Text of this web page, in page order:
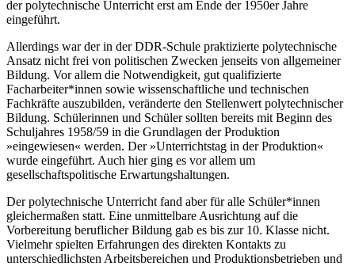
der polytechnische Unterricht erst am Ende der 1950er Jahre
eingeführt.
Allerdings war der in der DDR-Schule praktizierte polytechnische
Ansatz nicht frei von politischen Zwecken jenseits von allgemeiner
Bildung. Vor allem die Notwendigkeit, gut qualifizierte
Facharbeiter*innen sowie wissenschaftliche und technischen
Fachkräfte auszubilden, veränderte den Stellenwert polytechnischer
Bildung. Schülerinnen und Schüler sollten bereits mit Beginn des
Schuljahres 1958/59 in die Grundlagen der Produktion
»eingewiesen« werden. Der »Unterrichtstag in der Produktion«
wurde eingeführt. Auch hier ging es vor allem um
gesellschaftspolitische Erwartungshaltungen.
Der polytechnische Unterricht fand aber für alle Schüler*innen
gleichermaßen statt. Eine unmittelbare Ausrichtung auf die
Vorbereitung beruflicher Bildung gab es bis zur 10. Klasse nicht.
Vielmehr spielten Erfahrungen des direkten Kontakts zu
unterschiedlichsten Arbeitsbereichen und Produktionsbetrieben und